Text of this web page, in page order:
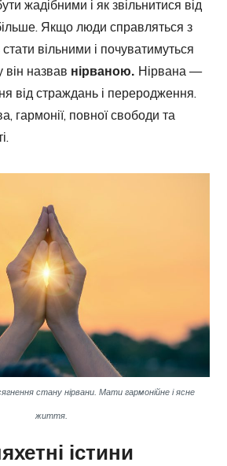
жадібними і як звільнитися від
Якщо люди справляться з
вільними і почуватимуться
назвав нірваною. Нірвана —
від страждань і переродження.
гармонії, повної свободи та
стану нірвани. Мати гармонійне і ясне
життя.
істини